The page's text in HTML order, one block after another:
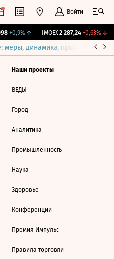
Войти
+0,9%↑ IMOEX 2 287,24 -0,63%↓
меры, динамика, прогнозы
Наши проекты
ВЕДЫ
Город
Аналитика
Промышленность
Наука
Здоровье
Конференции
Премия Импульс
Правила торговли